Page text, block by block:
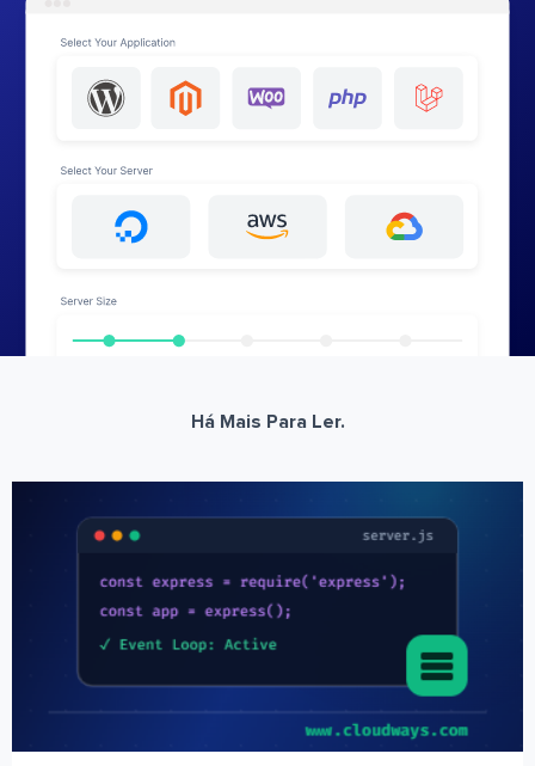
Há Mais Para Ler.